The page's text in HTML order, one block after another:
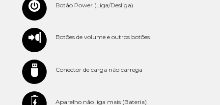
Botão Power (Liga/Desliga)
Botões de volume e outros botões
Conector de carga não carrega
Aparelho não liga mais (Bateria)